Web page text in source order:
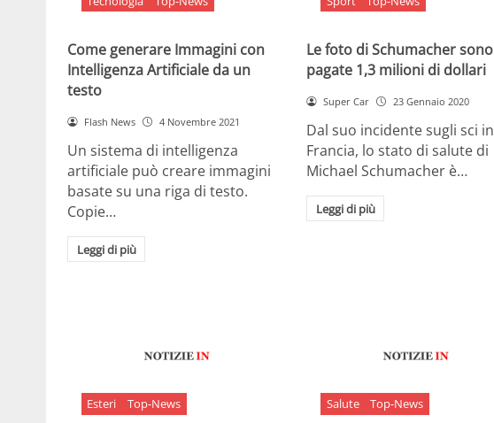
Come generare Immagini con
Intelligenza Artificiale da un
testo
Flash News 4 Novembre 2021
Un sistema di intelligenza
artificiale può creare immagini
basate su una riga di testo.
Copie…
Leggi di più
Le foto di Schumacher sono
pagate 1,3 milioni di dollari
Super Car 23 Gennaio 2020
Dal suo incidente sugli sci in
Francia, lo stato di salute di
Michael Schumacher è…
Leggi di più
Esteri Top-News Salute Top-News